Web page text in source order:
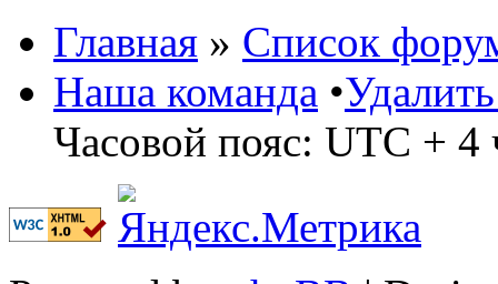
Главная » Список
Наша команда •
Часовой пояс: UTC + 4